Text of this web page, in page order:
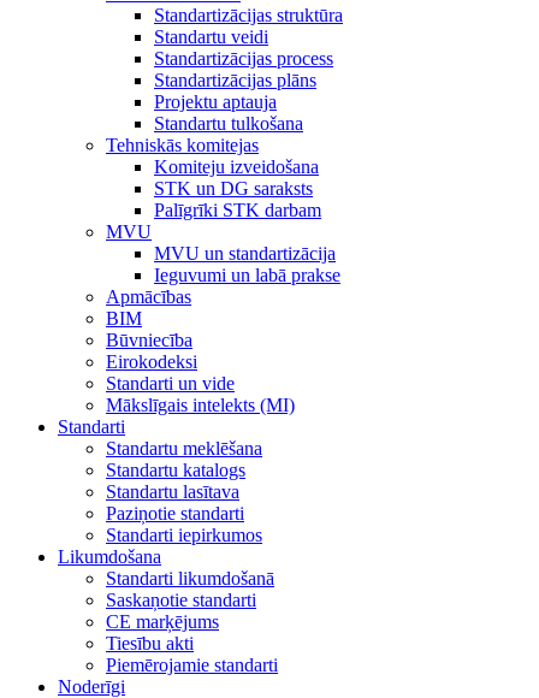
Standartizācijas struktūra
Standartu veidi
Standartizācijas process
Standartizācijas plāns
Projektu aptauja
Standartu tulkošana
Tehniskās komitejas
Komiteju izveidošana
STK un DG saraksts
Palīgrīki STK darbam
MVU
MVU un standartizācija
Ieguvumi un labā prakse
Apmācības
BIM
Būvniecība
Eirokodeksi
Standarti un vide
Mākslīgais intelekts (MI)
Standarti
Standartu meklēšana
Standartu katalogs
Standartu lasītava
Paziņotie standarti
Standarti iepirkumos
Likumdošana
Standarti likumdošanā
Saskaņotie standarti
CE marķējums
Tiesību akti
Piemērojamie standarti
Noderīgi